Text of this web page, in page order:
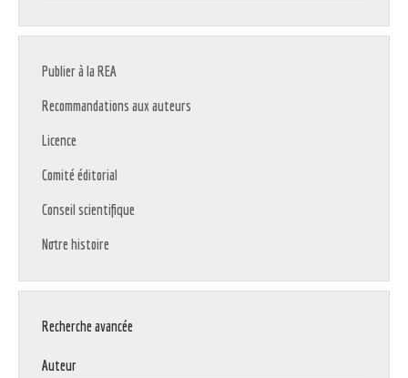
Publier à la REA
Recommandations aux auteurs
Licence
Comité éditorial
Conseil scientifique
Notre histoire
Recherche avancée
Auteur